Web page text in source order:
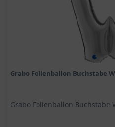
Grabo Folienballon Buchstabe
Grabo Folienballon Buchstabe